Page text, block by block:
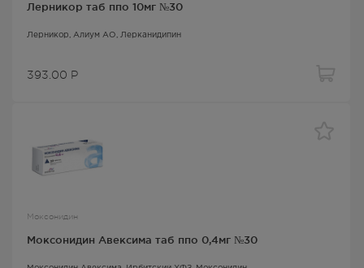
Лерникор таб ппо 10мг №30
Лерникор , Алиум АО, Лерканидипин
393.00 Р
Моксонидин
Моксонидин Авексима таб ппо 0,4мг №30